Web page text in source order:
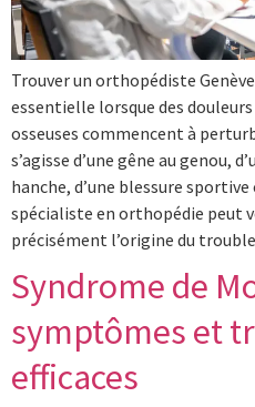
Trouver un orthopédiste
essentielle lorsque des
osseuses commencent à
s’agisse d’une gêne au genou,
hanche, d’une blessure
spécialiste en orthopédie peut
précisément l’origine du
Syndrome de
symptômes et
efficaces